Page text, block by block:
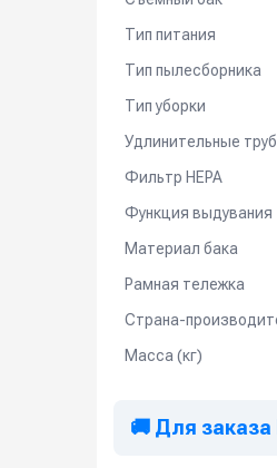
Тип питания
Тип пылесборника
Тип уборки
Удлинительные
Фильтр HEPA
Функция выдувания
Материал бака
Рамная тележка
Страна-
Масса (кг)
🚚 Для заказа